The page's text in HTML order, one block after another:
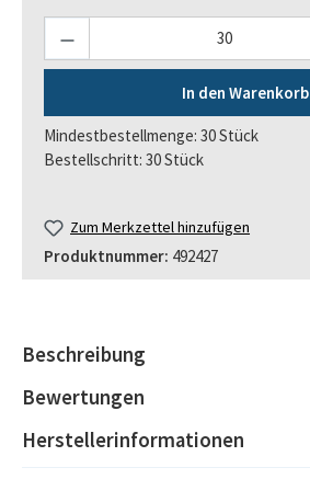
In den Warenkorb
Mindestbestellmenge: 30 Stück
Bestellschritt: 30 Stück
Zum Merkzettel hinzufügen
Produktnummer: 492427
Beschreibung
Bewertungen
Herstellerinformationen